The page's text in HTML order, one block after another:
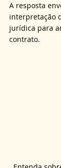
A resposta
interpretação
jurídica para
contrato.